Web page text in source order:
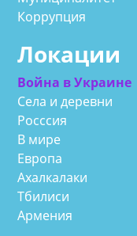
Коррупция
Локации
Война в Украине
Села и деревни
Росссия
В мире
Европа
Ахалкалаки
Тбилиси
Армения